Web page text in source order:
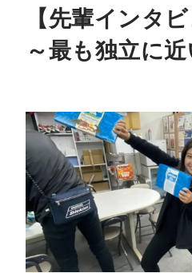
【先輩インタ
～最も独立に